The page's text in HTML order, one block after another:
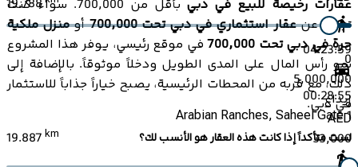
عقارات رخيصة للبيع في دبي
بأقل من 700,000. سواء كنت
تبحث عنعقار استثماري في دبي تحت 700,000 أومنزل ملكية
حرة في دبي تحت 700,000
في موقع رئيسي، يوفر هذا المشروع
نمو رأس المال على المدى الطويل ودخلاً موثوقاً. بالإضافة إلى
ذلك، مع قربه من المحطات الرئيسية، يصبح خياراً جذاباً للاستثمار
في دبي.
لست متأكداً إذا كانت هذه العقار هو الأنسب لك؟
19.788
04:23:59
00:28:55
Arabian Ranches, Saheel Gate 1
19.887 km
0
5,000,000
إيداع
AED
33,000